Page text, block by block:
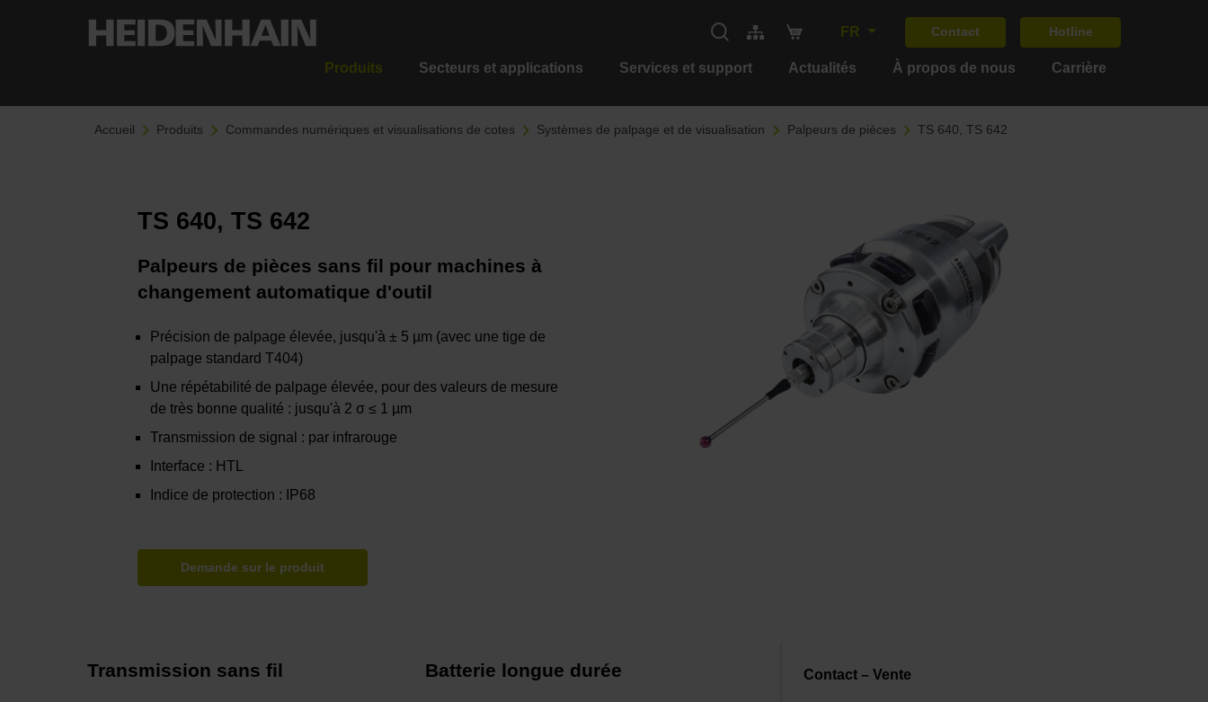
FR Contact Hotline
Produits Secteurs et applications Services et support Actualités À propos de nous Carrière
Accueil Produits Commandes numériques et visualisations de cotes Systèmes de palpage et de visualisation Palpeurs de pièces TS 640, TS 642
TS 640, TS 642
Palpeurs de pièces sans fil pour machines à
changement automatique d'outil
Précision de palpage élevée, jusqu'à ± 5 µm (avec une tige de
palpage standard T404)
Une répétabilité de palpage élevée, pour des valeurs de mesure
de très bonne qualité : jusqu'à 2 σ ≤ 1 µm
Transmission de signal : par infrarouge
Interface : HTL
Indice de protection : IP68
Demande sur le produit
Transmission sans fil Batterie longue durée Contact – Vente